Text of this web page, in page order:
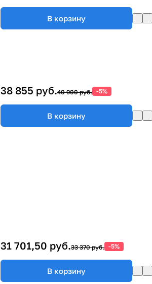
В корзину
38 855 руб.40 900 руб. -5%
В корзину
31 701,50 руб.33 370 руб. -5%
В корзину